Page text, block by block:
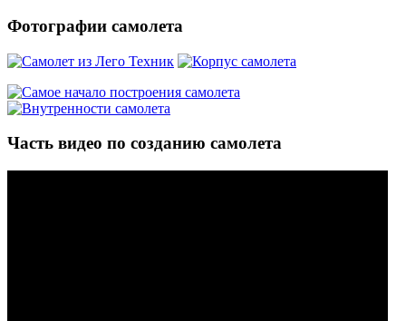
Фотографии самолета
Часть видео по созданию самолета